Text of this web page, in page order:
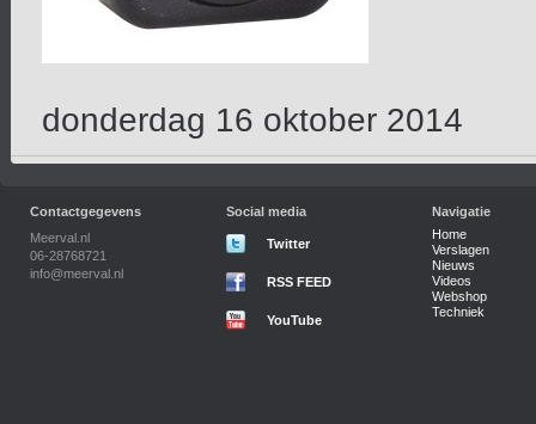
donderdag 16 oktober 2014
Contactgegevens
Meerval.nl
06-28768721
info@meerval.nl
Social media
Twitter
RSS FEED
YouTube
Navigatie
Home
Verslagen
Nieuws
Videos
Webshop
Techniek